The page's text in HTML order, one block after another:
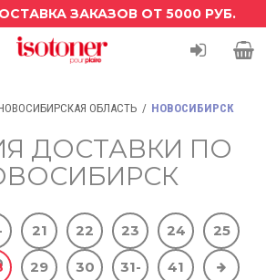
ЗАКАЗОВ ОТ 5000 РУБ.
ОБЛАСТЬ НОВОСИБИРСК
ДОСТАВКИ ПО
21 22 23 24 25
29 30
31-
41